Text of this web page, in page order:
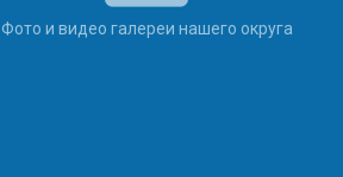
Фото и видео галереи нашего округа